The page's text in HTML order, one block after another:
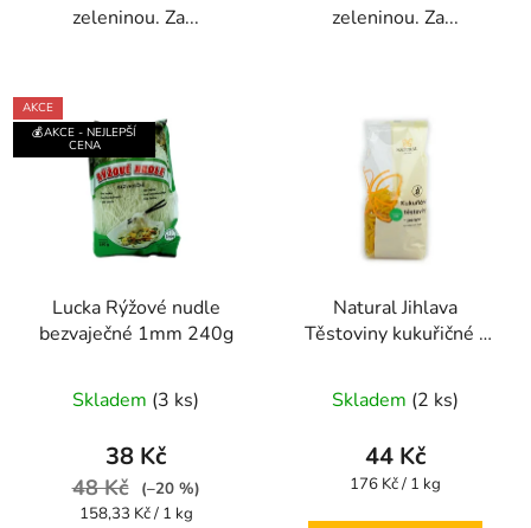
zeleninou. Za...
zeleninou. Za...
AKCE
💰AKCE - NEJLEPŠÍ
CENA
Lucka Rýžové nudle
bezvaječné 1mm 240g
hodnocení
produktu
je
5,0
Skladem (3 ks)
38 Kč
48 Kč
(–20 %)
Měrná
158,33 Kč / 1 kg
Natural Jihlava
Těstoviny kukuřičné -
250g
Skladem (2 ks)
44 Kč
Měrná
176 Kč / 1 kg